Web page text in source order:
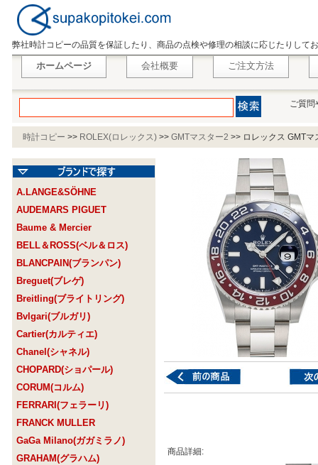
弊社時計コピーの品質を保証したり、商品の点検や修理の相談に応じたりして
ホームページ 会社概要 ご注文方法
ご質問
時計コピー >> ROLEX(ロレックス) >> GMTマスター2 >> ロレックス GMT
A.LANGE&SÖHNE
AUDEMARS PIGUET
Baume & Mercier
BELL＆ROSS(ベル＆ロス)
BLANCPAIN(ブランパン)
Breguet(ブレゲ)
Breitling(ブライトリング)
Bvlgari(ブルガリ)
Cartier(カルティエ)
Chanel(シャネル)
CHOPARD(ショパール)
CORUM(コルム)
FERRARI(フェラーリ)
FRANCK MULLER
GaGa Milano(ガガミラノ)
GRAHAM(グラハム)
商品詳細: